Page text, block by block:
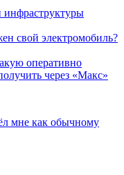
инфраструктуры
свой электромобиль?
оперативно
через «Макс»
мне как обычному